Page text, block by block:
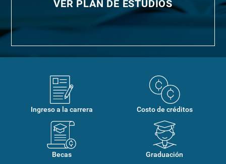
VER PLAN DE ESTUDIOS
Ingreso a la carrera Costo de créditos
Becas Graduación